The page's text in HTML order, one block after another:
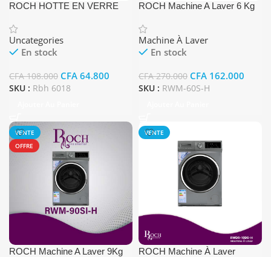
ROCH HOTTE EN VERRE
Uncategories
En stock
CFA108.000 CFA 64.800
SKU : Rbh 6018
ROCH Machine A Laver 6 Kg
Machine À Laver
En stock
CFA270.000 CFA 162.000
SKU : RWM-60S-H
VENTE
OFFRE
ROCH Machine A Laver 9Kg
VENTE
ROCH Machine À Laver